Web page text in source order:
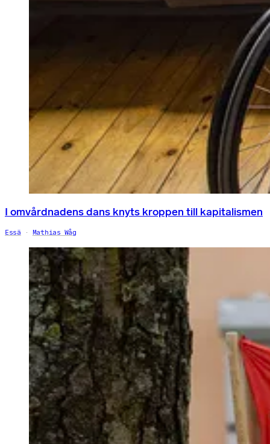
I omvårdnadens dans knyts kroppen till kapitalismen
Essä Mathias Wåg